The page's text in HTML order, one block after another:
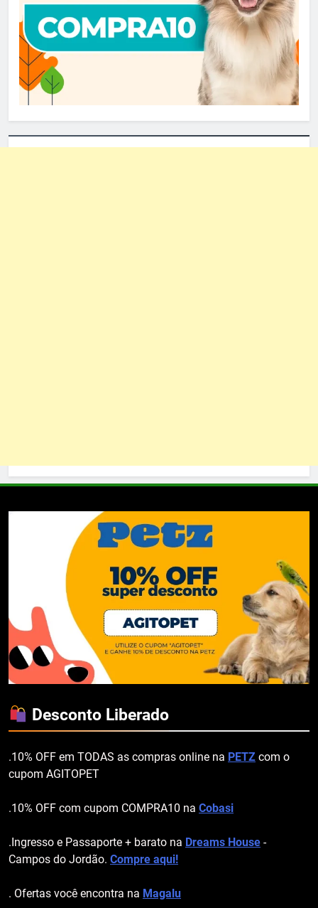
Desconto Liberado
.10% OFF em TODAS as compras online na PETZ com o
cupom AGITOPET
.10% OFF com cupom COMPRA10 na Cobasi
.Ingresso e Passaporte + barato na Dreams House -
Campos do Jordão. Compre aqui!
. Ofertas você encontra na Magalu